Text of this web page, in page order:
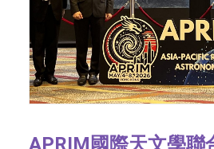
APRIM國際天文學聯